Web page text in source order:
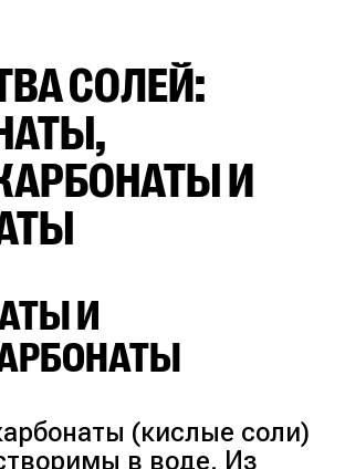
СОЛЕЙ:
И
И
(кислые соли)
в воде. Из